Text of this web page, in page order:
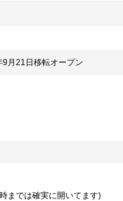
月21日移転オープン
までは確実に開いてます)